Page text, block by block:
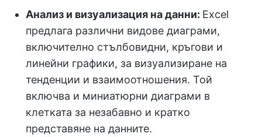
Анализ и визуализация на данни: Excel
предлага различни видове диаграми,
включително стълбовидни, кръгови и
линейни графики, за визуализиране на
тенденции и взаимоотношения. Той
включва и миниатюрни диаграми в
клетката за незабавно и кратко
представяне на данните.